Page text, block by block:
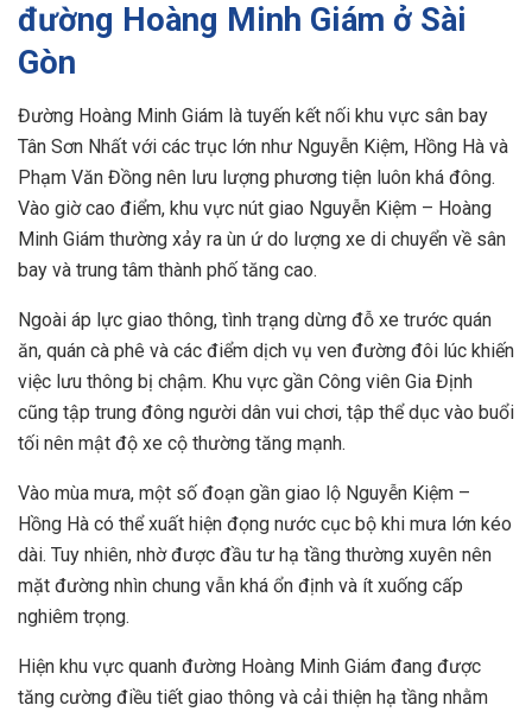
đường Hoàng Minh Giám ở Sài
Gòn
Đường Hoàng Minh Giám là tuyến kết nối khu vực sân bay
Tân Sơn Nhất với các trục lớn như Nguyễn Kiệm, Hồng Hà và
Phạm Văn Đồng nên lưu lượng phương tiện luôn khá đông.
Vào giờ cao điểm, khu vực nút giao Nguyễn Kiệm – Hoàng
Minh Giám thường xảy ra ùn ứ do lượng xe di chuyển về sân
bay và trung tâm thành phố tăng cao.
Ngoài áp lực giao thông, tình trạng dừng đỗ xe trước quán
ăn, quán cà phê và các điểm dịch vụ ven đường đôi lúc khiến
việc lưu thông bị chậm. Khu vực gần Công viên Gia Định
cũng tập trung đông người dân vui chơi, tập thể dục vào buổi
tối nên mật độ xe cộ thường tăng mạnh.
Vào mùa mưa, một số đoạn gần giao lộ Nguyễn Kiệm –
Hồng Hà có thể xuất hiện đọng nước cục bộ khi mưa lớn kéo
dài. Tuy nhiên, nhờ được đầu tư hạ tầng thường xuyên nên
mặt đường nhìn chung vẫn khá ổn định và ít xuống cấp
nghiêm trọng.
Hiện khu vực quanh đường Hoàng Minh Giám đang được
tăng cường điều tiết giao thông và cải thiện hạ tầng nhằm